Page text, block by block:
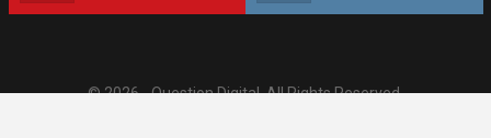
© 2026 - Question Digital. All Rights Reserved.